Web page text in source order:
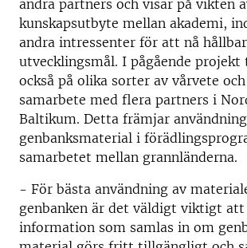
andra partners och visar på vikten
kunskapsutbyte mellan akademi,
andra intressenter för att nå
utvecklingsmål. I pågående
också på olika sorter av vårvete
samarbete med flera partners i
Baltikum. Detta främjar
genbanksmaterial i
samarbetet mellan grannländerna.
- För bästa användning av
genbanken är det väldigt viktigt
information som samlas in om